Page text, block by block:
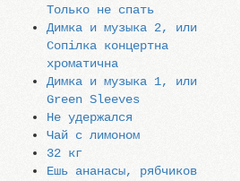
Только не спать
Димка и музыка 2, или
Сопiлка концертна
хроматична
Димка и музыка 1, или
Green Sleeves
Не удержался
Чай с лимоном
32 кг
Ешь ананасы, рябчиков